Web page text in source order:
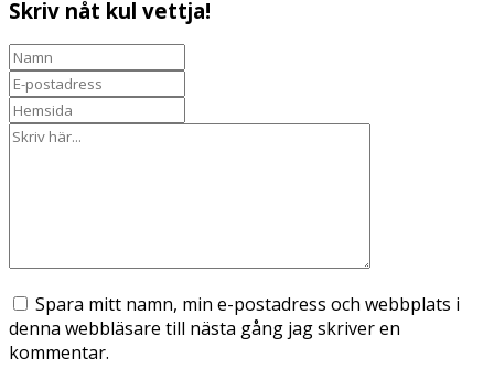
Skriv nåt kul vettja!
Spara mitt namn, min e-postadress och webbplats i
denna webbläsare till nästa gång jag skriver en
kommentar.